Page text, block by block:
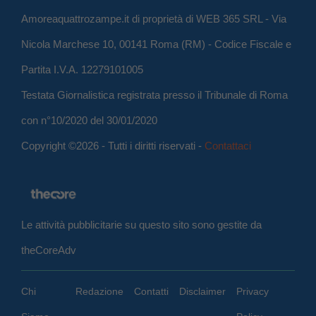
Amoreaquattrozampe.it di proprietà di WEB 365 SRL - Via
Nicola Marchese 10, 00141 Roma (RM) - Codice Fiscale e
Partita I.V.A. 12279101005
Testata Giornalistica registrata presso il Tribunale di Roma
con n°10/2020 del 30/01/2020
Copyright ©2026 - Tutti i diritti riservati - Contattaci
Le attività pubblicitarie su questo sito sono gestite da
theCoreAdv
Chi Redazione Contatti Disclaimer Privacy